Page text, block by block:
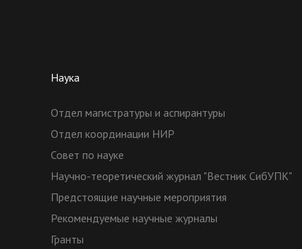
Наука
Отдел магистратуры и аспирантуры
Отдел координации НИР
Совет по науке
Научно-теоретический журнал "Вестник СибУПК"
Предстоящие научные мероприятия
Рекомендуемые научные журналы
Гранты